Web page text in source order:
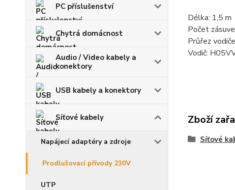
PC příslušenství
Chytrá domácnost
Audio / Video kabely a
konektory
USB kabely a konektory
Síťové kabely
Napájecí adaptéry a zdroje
Prodlužovací přívody 230V
UTP
Délka: 1,5 m
Počet
Průřez
Vodič:
Zboží
Síťové